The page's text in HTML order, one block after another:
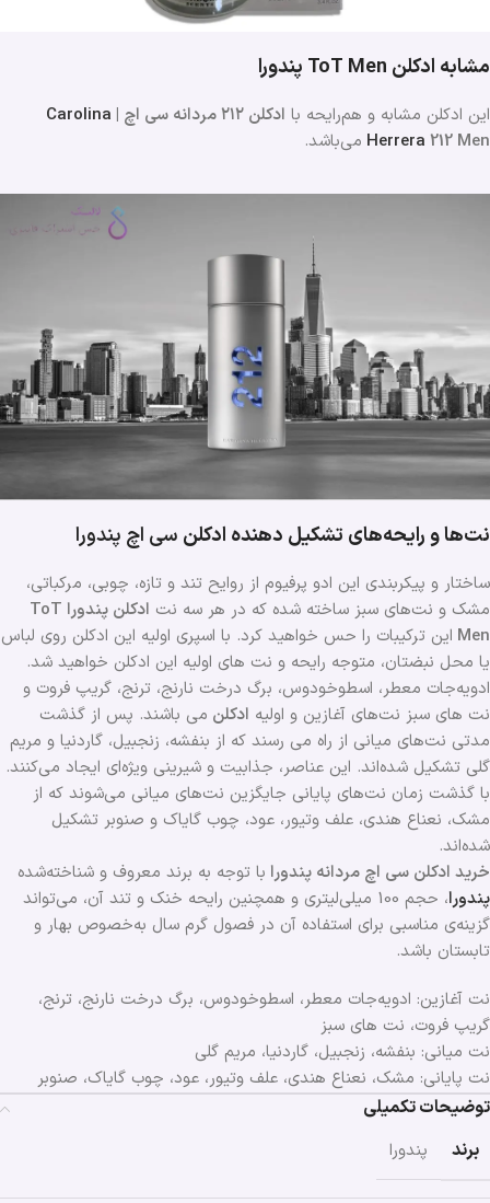
مشابه ادکلن ToT Men پندورا
این ادکلن مشابه و هم‌رایحه با ادکلن ۲۱۲ مردانه سی اچ |
Carolina
Herrera 212 Men می‌باشد.
نت‌ها و رایحه‌های تشکیل دهنده ادکلن سی اچ پندورا
ساختار و پیکربندی این ادو پرفیوم از روایح تند و تازه، چوبی، مرکباتی،
مشک و نت‌های سبز ساخته شده که در هر سه نت
ادکلن پندورا ToT
Men این ترکیبات را حس خواهید کرد. با اسپری اولیه این ادکلن روی لباس
یا محل نبضتان، متوجه رایحه و نت های اولیه این ادکلن خواهید شد.
ادویه‌جات معطر، اسطوخودوس، برگ درخت نارنج، ترنج، گریپ فروت و
نت های سبز نت‌های آغازین و اولیه ادکلن می باشند. پس از گذشت
مدتی نت‌های میانی از راه می رسند که از بنفشه، زنجبیل، گاردنیا و مریم
گلی تشکیل شده‌اند. این عناصر، جذابیت و شیرینی ویژه‌ای ایجاد می‌کنند.
با گذشت زمان نت‌های پایانی جایگزین نت‌های میانی می‌شوند که از
مشک، نعناع هندی، علف وتیور، عود، چوب گایاک و صنوبر تشکیل
شده‌اند.
خرید ادکلن سی اچ مردانه پندورا با توجه به برند معروف و شناخته‌شده
پندورا
، حجم 100 میلی‌لیتری و همچنین رایحه خنک و تند آن، می‌تواند
گزینه‌ی مناسبی برای استفاده آن در فصول گرم سال به‌خصوص بهار و
تابستان باشد.
نت آغازین: ادویه‌جات معطر، اسطوخودوس، برگ درخت نارنج، ترنج،
گریپ فروت، نت های سبز
نت میانی: بنفشه، زنجبیل، گاردنیا، مریم گلی
نت پایانی: مشک، نعناع هندی، علف وتیور، عود، چوب گایاک، صنوبر
توضیحات تکمیلی
برند
پندورا